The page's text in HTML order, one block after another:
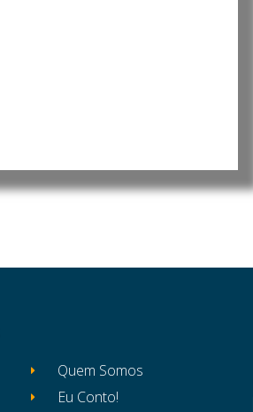
Quem Somos
Eu Conto!